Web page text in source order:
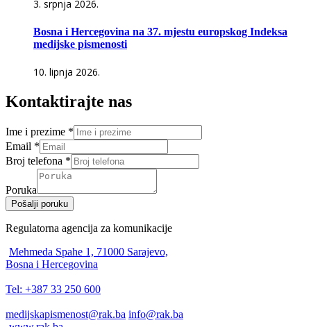
3. srpnja 2026.
Bosna i Hercegovina na 37. mjestu europskog Indeksa
medijske pismenosti
10. lipnja 2026.
Kontaktirajte nas
Ime i prezime *
Email *
Broj telefona *
Poruka
Pošalji poruku
Regulatorna agencija za komunikacije
Mehmeda Spahe 1, 71000 Sarajevo,
Bosna i Hercegovina
Tel: +387 33 250 600
medijskapismenost@rak.ba info@rak.ba